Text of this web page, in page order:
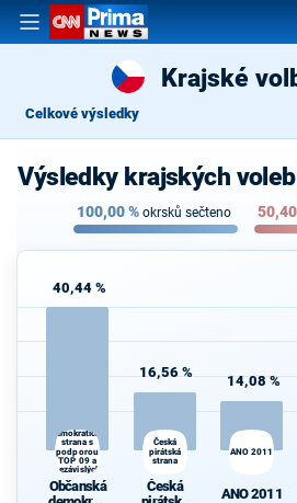
Krajské
Celkové výsledky
Výsledky krajských
100,00% okrsků sečteno 50,40
40,44 %
demokratická
strana s
podporou
TOP 09 a
nezávislých
starostů
Občanská
16,56 %
Česká
pirátská
strana
Česká
14,08 %
ANO 2011
ANO 2011